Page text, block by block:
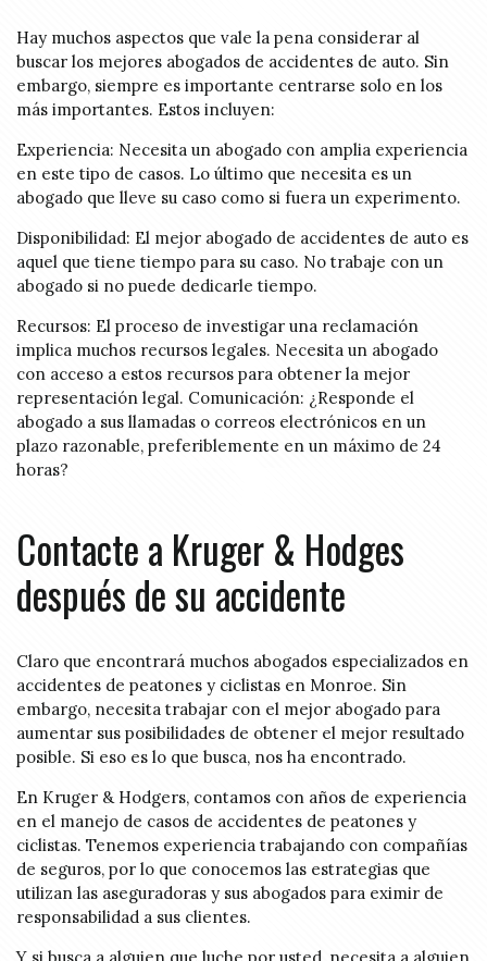
Hay muchos aspectos que vale la pena considerar al
buscar los mejores abogados de accidentes de auto. Sin
embargo, siempre es importante centrarse solo en los
más importantes. Estos incluyen:
Experiencia: Necesita un abogado con amplia experiencia
en este tipo de casos. Lo último que necesita es un
abogado que lleve su caso como si fuera un experimento.
Disponibilidad: El mejor abogado de accidentes de auto es
aquel que tiene tiempo para su caso. No trabaje con un
abogado si no puede dedicarle tiempo.
Recursos: El proceso de investigar una reclamación
implica muchos recursos legales. Necesita un abogado
con acceso a estos recursos para obtener la mejor
representación legal. Comunicación: ¿Responde el
abogado a sus llamadas o correos electrónicos en un
plazo razonable, preferiblemente en un máximo de 24
horas?
Contacte a Kruger & Hodges
después de su accidente
Claro que encontrará muchos abogados especializados en
accidentes de peatones y ciclistas en Monroe. Sin
embargo, necesita trabajar con el mejor abogado para
aumentar sus posibilidades de obtener el mejor resultado
posible. Si eso es lo que busca, nos ha encontrado.
En Kruger & Hodgers, contamos con años de experiencia
en el manejo de casos de accidentes de peatones y
ciclistas. Tenemos experiencia trabajando con compañías
de seguros, por lo que conocemos las estrategias que
utilizan las aseguradoras y sus abogados para eximir de
responsabilidad a sus clientes.